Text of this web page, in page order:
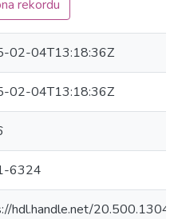
rekordu
02-04T13:18:36Z
02-04T13:18:36Z
6324
hdl.handle.net/